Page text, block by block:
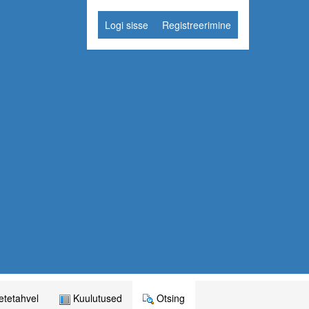
Logi sisse Registreerimine
Kuulutused Otsing